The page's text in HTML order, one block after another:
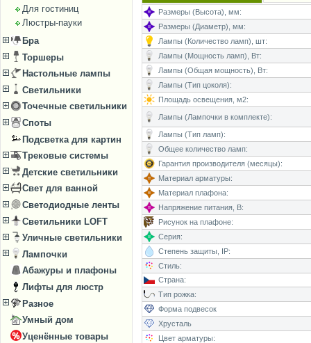
Для гостиниц
Люстры-пауки
Бра
Торшеры
Настольные лампы
Светильники
Точечные светильники
Споты
Подсветка для картин
Трековые системы
Детские светильники
Свет для ванной
Светодиодные ленты
Светильники LOFT
Уличные светильники
Лампочки
Абажуры и плафоны
Лифты для люстр
Разное
Умный дом
Уценённые товары
Размеры (Высота), мм:
Размеры (Диаметр), мм:
Лампы (Количество ламп), шт:
Лампы (Мощность ламп), Вт:
Лампы (Общая мощность), Вт:
Лампы (Тип цоколя):
Площадь освещения, м2:
Лампы (Лампочки в комплекте):
Лампы (Тип ламп):
Общее количество ламп:
Гарантия производителя (месяцы):
Материал арматуры:
Материал плафона:
Напряжение питания, В:
Рисунок на плафоне:
Серия:
Степень защиты, IP:
Стиль:
Страна:
Тип рожка:
Форма подвесок
Хрусталь
Цвет арматуры: